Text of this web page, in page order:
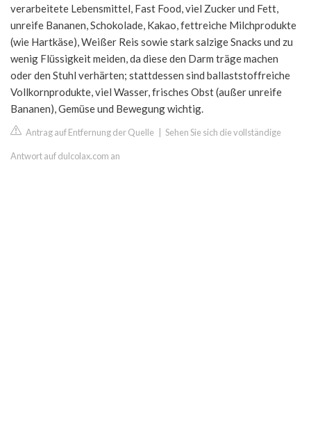
verarbeitete Lebensmittel, Fast Food, viel Zucker und Fett,
unreife Bananen, Schokolade, Kakao, fettreiche Milchprodukte
(wie Hartkäse), Weißer Reis sowie stark salzige Snacks und zu
wenig Flüssigkeit meiden, da diese den Darm träge machen
oder den Stuhl verhärten; stattdessen sind ballaststoffreiche
Vollkornprodukte, viel Wasser, frisches Obst (außer unreife
Bananen), Gemüse und Bewegung wichtig.
Antrag auf Entfernung der Quelle Sehen Sie sich die vollständige
Antwort auf dulcolax.com an